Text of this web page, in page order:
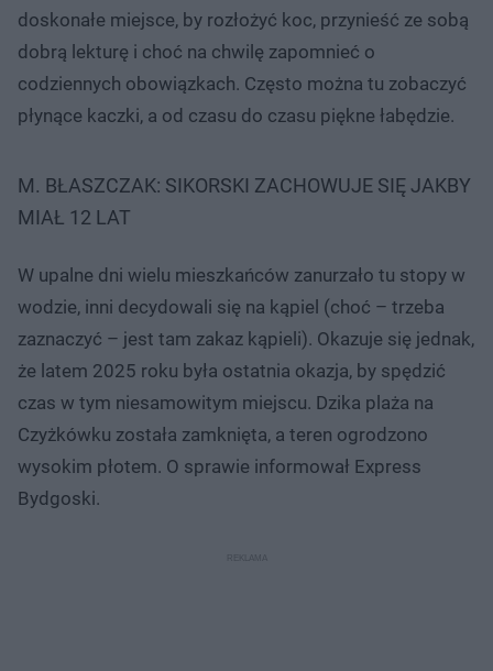
doskonałe miejsce, by rozłożyć koc, przynieść ze sobą
dobrą lekturę i choć na chwilę zapomnieć o
codziennych obowiązkach. Często można tu zobaczyć
płynące kaczki, a od czasu do czasu piękne łabędzie.
M. BŁASZCZAK: SIKORSKI ZACHOWUJE SIĘ JAKBY
MIAŁ 12 LAT
W upalne dni wielu mieszkańców zanurzało tu stopy w
wodzie, inni decydowali się na kąpiel (choć – trzeba
zaznaczyć – jest tam zakaz kąpieli). Okazuje się jednak,
że latem 2025 roku była ostatnia okazja, by spędzić
czas w tym niesamowitym miejscu. Dzika plaża na
Czyżkówku została zamknięta, a teren ogrodzono
wysokim płotem. O sprawie informował Express
Bydgoski.